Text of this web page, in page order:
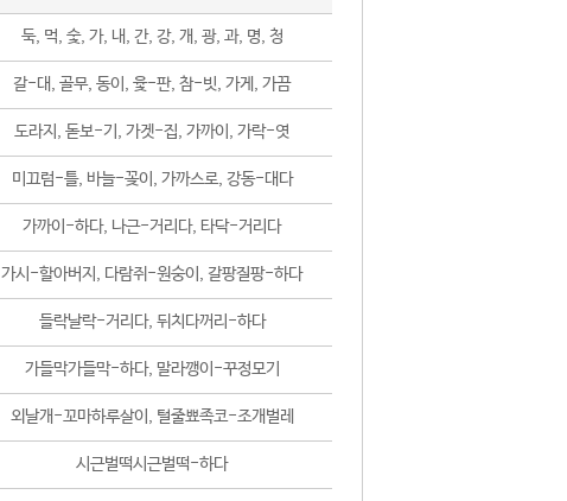
둑, 먹, 숯, 가, 내, 간, 강, 개, 광, 과, 명, 청
갈-대, 골무, 동이, 윷-판, 참-빗, 가게, 가끔
도라지, 돋보-기, 가겟-집, 가까이, 가락-엿
미끄럼-틀, 바늘-꽂이, 가까스로, 강동-대다
가까이-하다, 나근-거리다, 타닥-거리다
가시-할아버지, 다람쥐-원숭이, 갈팡질팡-하다
들락날락-거리다, 뒤치다꺼리-하다
가들막가들막-하다, 말라깽이-꾸정모기
외날개-꼬마하루살이, 털줄뾰족코-조개벌레
시근벌떡시근벌떡-하다